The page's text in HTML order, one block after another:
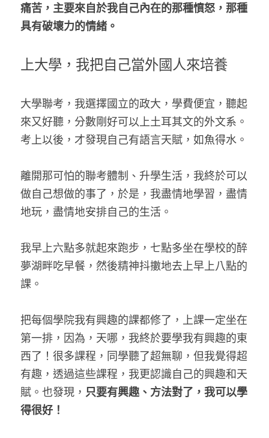
痛苦，主要來自於我自己內在的那種憤怒，那種
具有破壞力的情緒。
上大學，我把自己當外國人來培養
大學聯考，我選擇國立的政大，學費便宜，聽起
來又好聽，分數剛好可以上土耳其文的外文系。
考上以後，才發現自己有語言天賦，如魚得水。
離開那可怕的聯考體制、升學生活，我終於可以
做自己想做的事了，於是，我盡情地學習，盡情
地玩，盡情地安排自己的生活。
我早上六點多就起來跑步，七點多坐在學校的醉
夢湖畔吃早餐，然後精神抖擻地去上早上八點的
課。
把每個學院我有興趣的課都修了，上課一定坐在
第一排，因為，天哪，我終於要學我有興趣的東
西了！很多課程，同學聽了超無聊，但我覺得超
有趣，透過這些課程，我更認識自己的興趣和天
賦。也發現， 只要有興趣、方法對了，我可以學
得很好！